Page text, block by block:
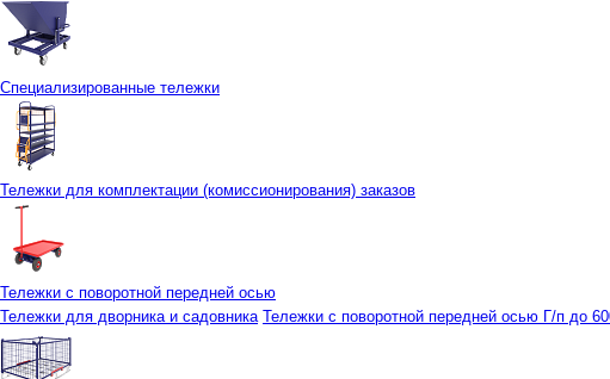
Специализированные тележки
Тележки для комплектации (комиссионирования) заказов
Тележки с поворотной передней осью
Тележки для дворника и садовника Тележки с поворотной передней осью Г/п до